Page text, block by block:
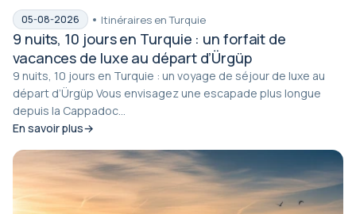
05-08-2026 Itinéraires en Turquie
9 nuits, 10 jours en Turquie : un forfait de
vacances de luxe au départ d’Ürgüp
9 nuits, 10 jours en Turquie : un voyage de séjour de luxe au
départ d’Ürgüp Vous envisagez une escapade plus longue
depuis la Cappadoc...
En savoir plus